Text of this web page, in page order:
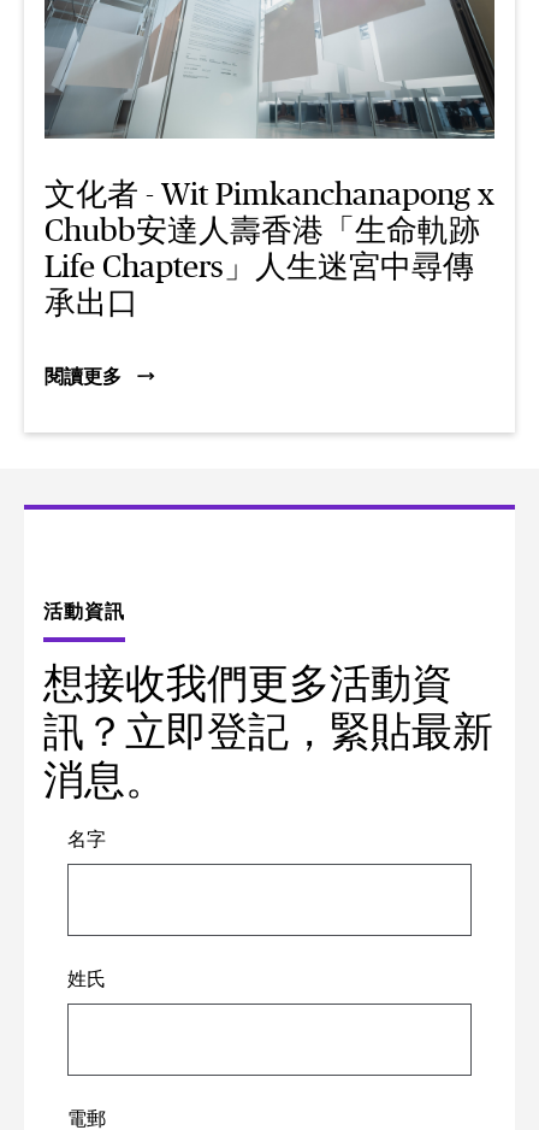
文化者 - Wit Pimkanchanapong x
Chubb安達人壽香港「生命軌跡
Life Chapters」人生迷宮中尋傳
承出口
閱讀更多
活動資訊
想接收我們更多活動資
訊？立即登記，緊貼最新
消息。
名字
姓氏
電郵